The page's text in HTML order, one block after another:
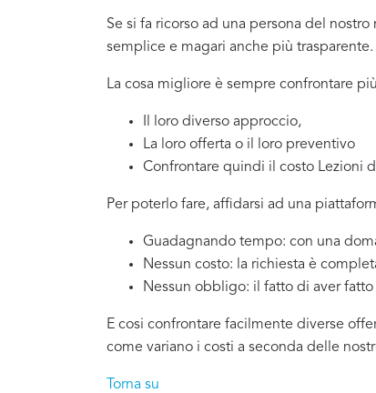
Se si fa ricorso ad una persona del
semplice e magari anche più trasparente.
La cosa migliore è sempre confrontare
Il loro diverso approccio,
La loro offerta o il loro preventivo
Confrontare quindi il costo Lezioni
Per poterlo fare, affidarsi ad una
Guadagnando tempo: con una
Nessun costo: la richiesta è
Nessun obbligo: il fatto di aver
E cosi confrontare facilmente diverse
come variano i costi a seconda delle
Torna su